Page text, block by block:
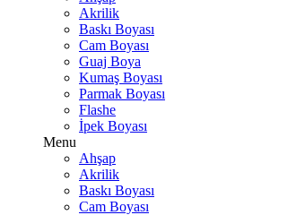
Akrilik
Baskı Boyası
Cam Boyası
Guaj Boya
Kumaş Boyası
Parmak Boyası
Flashe
İpek Boyası
Menu
Ahşap
Akrilik
Baskı Boyası
Cam Boyası